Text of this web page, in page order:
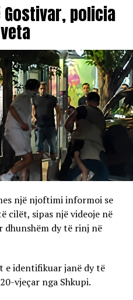
policia
një njoftimi informoi se
cilët, sipas një videoje në
dhunshëm dy të rinj në
e identifikuar janë dy të
vjeçar nga Shkupi.